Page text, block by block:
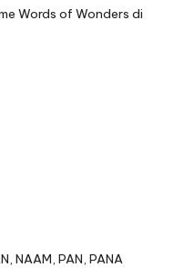
Words of Wonders di
NAAM, PAN, PANA